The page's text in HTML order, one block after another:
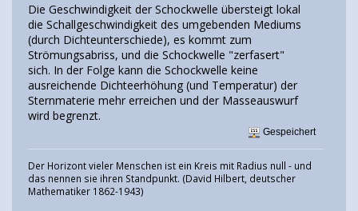
Die Geschwindigkeit der Schockwelle übersteigt lokal
die Schallgeschwindigkeit des umgebenden Mediums
(durch Dichteunterschiede), es kommt zum
Strömungsabriss, und die Schockwelle "zerfasert"
sich. In der Folge kann die Schockwelle keine
ausreichende Dichteerhöhung (und Temperatur) der
Sternmaterie mehr erreichen und der Masseauswurf
wird begrenzt.
Gespeichert
Der Horizont vieler Menschen ist ein Kreis mit Radius null - und
das nennen sie ihren Standpunkt. (David Hilbert, deutscher
Mathematiker 1862-1943)